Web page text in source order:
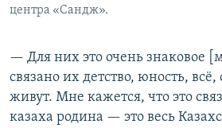
центра «Сандж».
— Для них это очень знаковое
связано их детство, юность,
живут. Мне кажется, что это
казаха родина — это весь